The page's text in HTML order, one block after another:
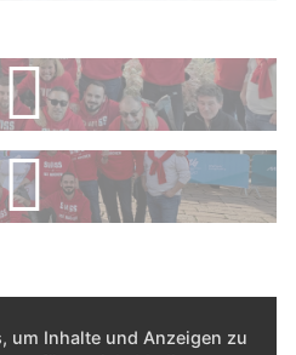
um Inhalte und Anzeigen zu